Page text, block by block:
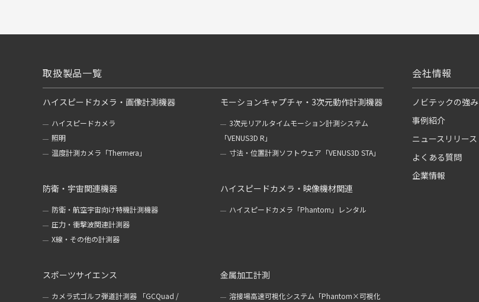
取扱製品一覧
ハイスピードカメラ・画像計測機器
ハイスピードカメラ
照明
温度計測カメラ「Thermera」
モーションキャプチャ・3次元動作計測機器
3次元リアルタイムモーション計測システム
「VENUS3D R」
寸法・位置計測ソフトウェア「VENUS3D STA」
防衛・宇宙関連機器
防衛・航空宇宙向け特機計測機器
圧力・衝撃波関連計測器
X線・その他の計測器
ハイスピードカメラ・映像機材関連
ハイスピードカメラ「Phantom」レンタル
スポーツサイエンス
カメラ式ゴルフ弾道計測器 「GCQuad /
金属加工計測
溶接場高速可視化システム「Phantom×可視化
会社情報
ノビテックの強み
事例紹介
ニュースリリース
よくある質問
企業情報